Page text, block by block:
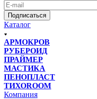
Подписаться
Каталог
АРМОКРОВ
РУБЕРОИД
ПРАЙМЕР
МАСТИКА
ПЕНОПЛАСТ
ТИХОROOM
Компания